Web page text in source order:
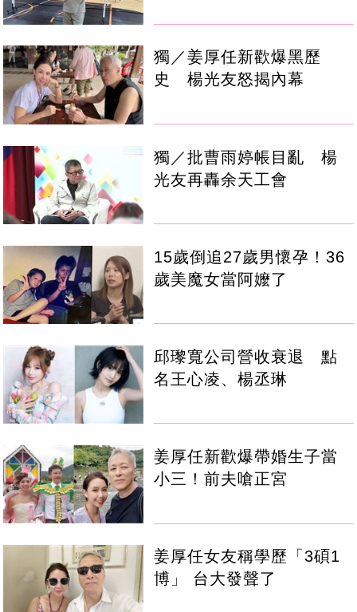
獨／姜厚任新歡爆黑歷
史 楊光友怒揭內幕
獨／批曹雨婷帳目亂 楊
光友再轟余天工會
15歲倒追27歲男懷孕！36
歲美魔女當阿嬤了
邱瓈寬公司營收衰退 點
名王心凌、楊丞琳
姜厚任新歡爆帶婚生子當
小三！前夫嗆正宮
姜厚任女友稱學歷「3碩1
博」 台大發聲了